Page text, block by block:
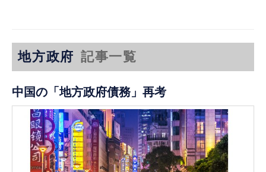
地方政府 記事一覧
中国の「地方政府債務」再考